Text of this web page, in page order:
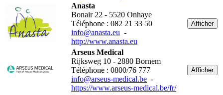
Anasta
Bonair 22 - 5520 Onhaye
Téléphone : 082 21 33 50
info@anasta.eu -
http://www.anasta.eu
Afficher
Arseus Medical
Rijksweg 10 - 2880 Bornem
Téléphone : 0800/76 777
info@arseus-medical.be -
https://www.arseus-medical.be/fr/
Afficher